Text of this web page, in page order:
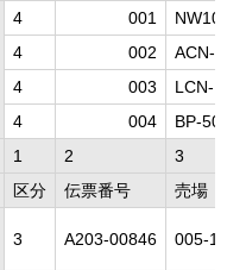
4 001
4
002
ACN-
4
003
LCN-
4
004 BP-
1 2
3
区分 伝票番号
売場
3 A203-00846 005-